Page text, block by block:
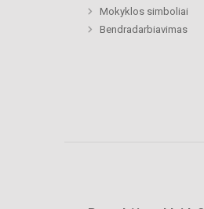
Mokyklos simboliai
Bendradarbiavimas